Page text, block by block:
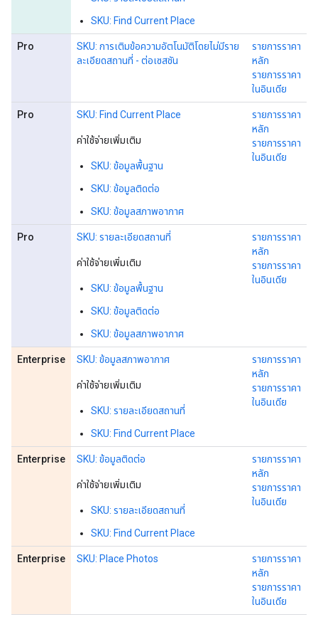
SKU: Find Current Place
Pro
SKU: การเติมข้อความอัตโนมัติโดยไม่มีราย
ละเอียดสถานที่ - ต่อเซสชัน
รายการราคา
หลัก
รายการราคา
ในอินเดีย
Pro SKU: Find Current Place
ค่าใช้จ่ายเพิ่มเติม
SKU: ข้อมูลพื้นฐาน
SKU: ข้อมูลติดต่อ
SKU: ข้อมูลสภาพอากาศ
รายการราคา
หลัก
รายการราคา
ในอินเดีย
Pro SKU: รายละเอียดสถานที่
ค่าใช้จ่ายเพิ่มเติม
SKU: ข้อมูลพื้นฐาน
SKU: ข้อมูลติดต่อ
SKU: ข้อมูลสภาพอากาศ
รายการราคา
หลัก
รายการราคา
ในอินเดีย
Enterprise SKU: ข้อมูลสภาพอากาศ
ค่าใช้จ่ายเพิ่มเติม
SKU: รายละเอียดสถานที่
SKU: Find Current Place
รายการราคา
หลัก
รายการราคา
ในอินเดีย
Enterprise SKU: ข้อมูลติดต่อ
ค่าใช้จ่ายเพิ่มเติม
SKU: รายละเอียดสถานที่
SKU: Find Current Place
รายการราคา
หลัก
รายการราคา
ในอินเดีย
Enterprise SKU: Place Photos
รายการราคา
หลัก
รายการราคา
ในอินเดีย